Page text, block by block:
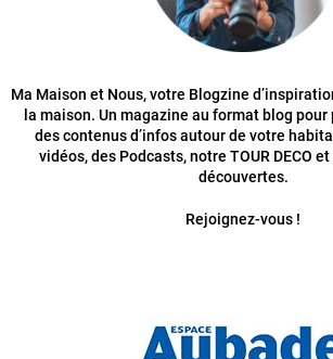
Ma Maison et Nous, votre Blogzine
la maison. Un magazine au format blog
des contenus d’infos autour de votre
vidéos, des Podcasts, notre TOUR DECO
découvertes.
Rejoignez-vous !